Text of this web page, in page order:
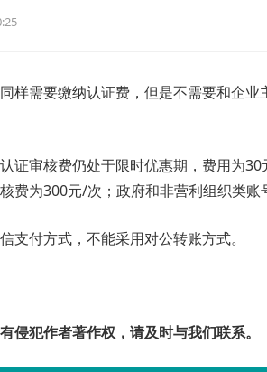
同样需要缴纳认证费，但是不需要和企业
证审核费仍处于限时优惠期，费用为
费为300元/次；政府和非营利组织类账
支付方式，不能采用对公转账方式。
侵犯作者著作权，请及时与我们联系。